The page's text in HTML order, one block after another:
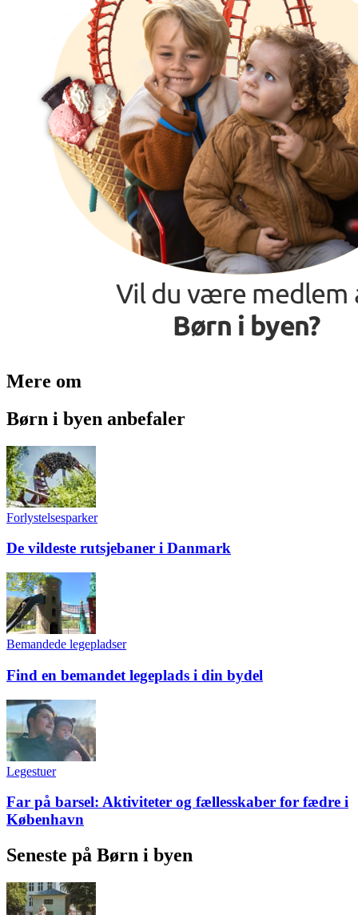
Mere om
Børn i byen anbefaler
Forlystelsesparker
De vildeste rutsjebaner i Danmark
Bemandede legepladser
Find en bemandet legeplads i din bydel
Legestuer
Far på barsel: Aktiviteter og fællesskaber for fædre i
København
Seneste på Børn i byen